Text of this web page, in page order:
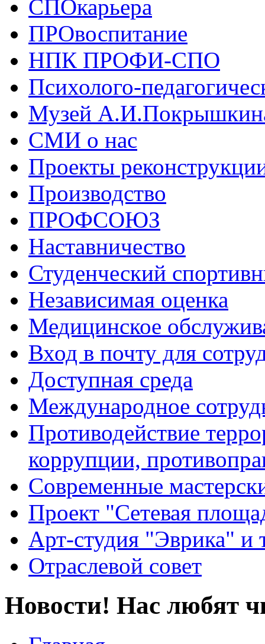
СПОкарьера
ПРОвоспитание
НПК ПРОФИ-СПО
Психолого-
Музей
СМИ о нас
Проекты
Производство
ПРОФСОЮЗ
Наставничество
Студенческий
Независимая оценка
Медицинское
Вход в почту для
Доступная среда
Международное
Противодействие
коррупции,
Современные
Проект "Сетевая
Арт-студия "Эврика" и
Отраслевой совет
Новости! Нас любят